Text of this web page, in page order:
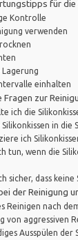
für die
Kontrolle
verwenden
einhalten
zur
ich die
in die
ich
tun, wenn die
sicher, dass
der Reinigung
Reinigen nach
von aggressiven
Ausspülen der